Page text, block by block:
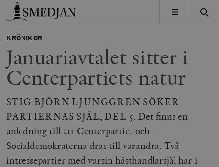
Timbro
MENY
KRÖNIKOR
Januariavtalet sitter i
Centerpartiets natur
STIG-BJÖRN LJUNGGREN SÖKER
PARTIERNAS SJÄL, DEL 5. Det finns en
anledning till att Centerpartiet och
Socialdemokraterna dras till varandra. Två
intressepartier med varsin hästhandlarsjäl har i